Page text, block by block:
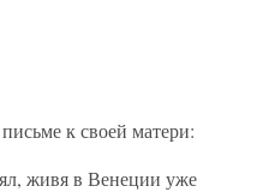
к своей матери:
живя в Венеции уже